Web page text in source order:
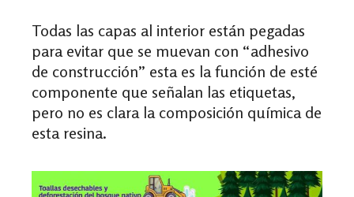
Todas las capas al interior están pegadas
para evitar que se muevan con “adhesivo
de construcción” esta es la función de esté
componente que señalan las etiquetas,
pero no es clara la composición química de
esta resina.